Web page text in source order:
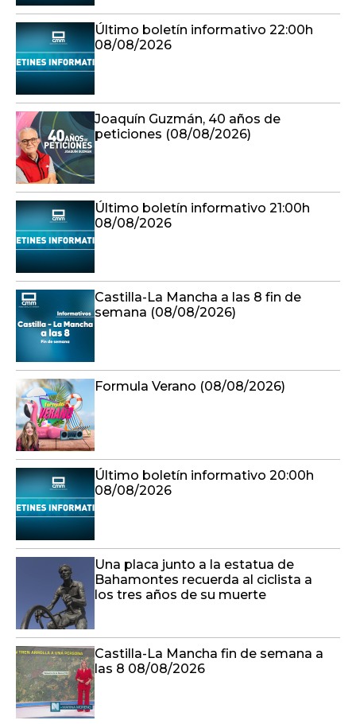
Último boletín informativo 22:00h
08/08/2026
Joaquín Guzmán, 40 años de
peticiones (08/08/2026)
Último boletín informativo 21:00h
08/08/2026
Castilla-La Mancha a las 8 fin de
semana (08/08/2026)
Formula Verano (08/08/2026)
Último boletín informativo 20:00h
08/08/2026
Una placa junto a la estatua de
Bahamontes recuerda al ciclista a
los tres años de su muerte
Castilla-La Mancha fin de semana a
las 8 08/08/2026